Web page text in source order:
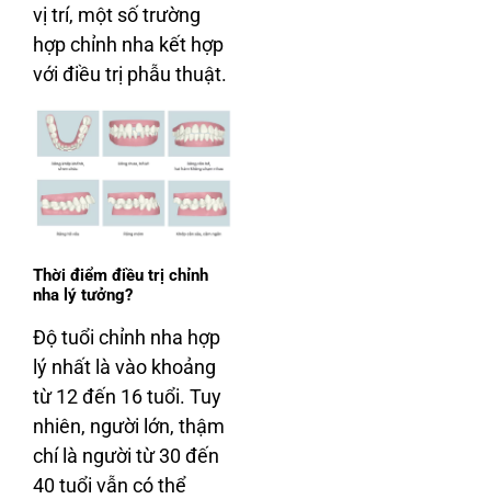
vị trí, một số trường
hợp chỉnh nha kết hợp
với điều trị phẫu thuật.
Thời điểm điều trị chỉnh
nha lý tưởng?
Độ tuổi chỉnh nha hợp
lý nhất là vào khoảng
từ 12 đến 16 tuổi. Tuy
nhiên, người lớn, thậm
chí là người từ 30 đến
40 tuổi vẫn có thể